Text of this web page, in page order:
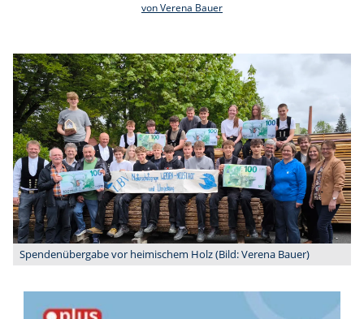
von Verena Bauer
Spendenübergabe vor heimischem Holz (Bild: Verena Bauer)